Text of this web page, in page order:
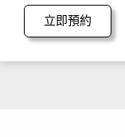
立即預約